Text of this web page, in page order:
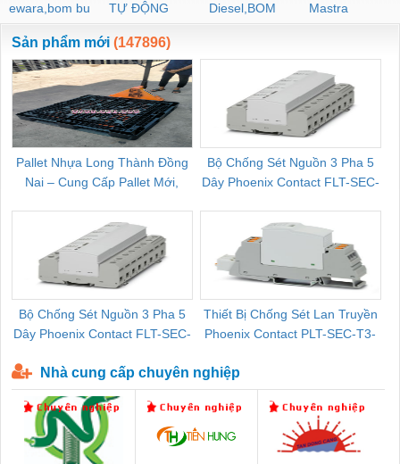
ewara,bom bu
ewara
TỰ ĐỘNG
Diesel,BOM
CHUA CHAY
Mastra
Sản phẩm mới (147896)
Pallet Nhựa Long Thành Đồng
Nai – Cung Cấp Pallet Mới,
Bộ Chống Sét Nguồn 3 Pha 5
Dây Phoenix Contact FLT-SEC-
Bộ Chống Sét Nguồn 3 Pha 5
Dây Phoenix Contact FLT-SEC-
Thiết Bị Chống Sét Lan Truyền
Phoenix Contact PLT-SEC-T3-
Nhà cung cấp chuyên nghiệp